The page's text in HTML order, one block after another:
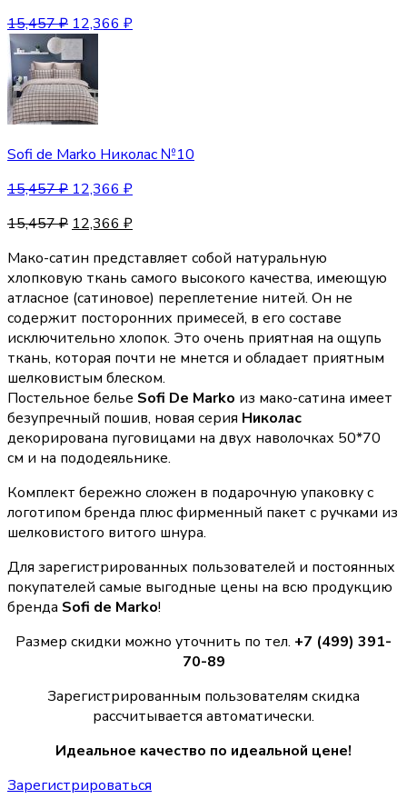
15,457₽ 12,366 ₽
Sofi de Marko Николас №10
15,457₽ 12,366 ₽
15,457₽ 12,366 ₽
Мако-сатин представляет собой натуральную
хлопковую ткань самого высокого качества, имеющую
атласное (сатиновое) переплетение нитей. Он не
содержит посторонних примесей, в его составе
исключительно хлопок. Это очень приятная на ощупь
ткань, которая почти не мнется и обладает приятным
шелковистым блеском.
Постельное белье Sofi De Marko из мако-сатина имеет
безупречный пошив, новая серия Николас
декорирована пуговицами на двух наволочках 50*70
см и на пододеяльнике.
Комплект бережно сложен в подарочную упаковку с
логотипом бренда плюс фирменный пакет с ручками из
шелковистого витого шнура.
Для зарегистрированных пользователей и постоянных
покупателей самые выгодные цены на всю продукцию
бренда Sofi de Marko!
Размер скидки можно уточнить по тел. +7 (499) 391-
70-89
Зарегистрированным пользователям скидка
рассчитывается автоматически.
Идеальное качество по идеальной цене!
Зарегистрироваться